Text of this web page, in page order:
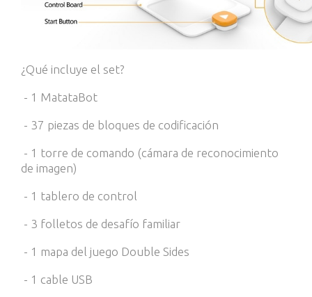
¿Qué incluye el set?
- 1 MatataBot
- 37 piezas de bloques de codificación
- 1 torre de comando (cámara de reconocimiento
de imagen)
- 1 tablero de control
- 3 folletos de desafío familiar
- 1 mapa del juego Double Sides
- 1 cable USB